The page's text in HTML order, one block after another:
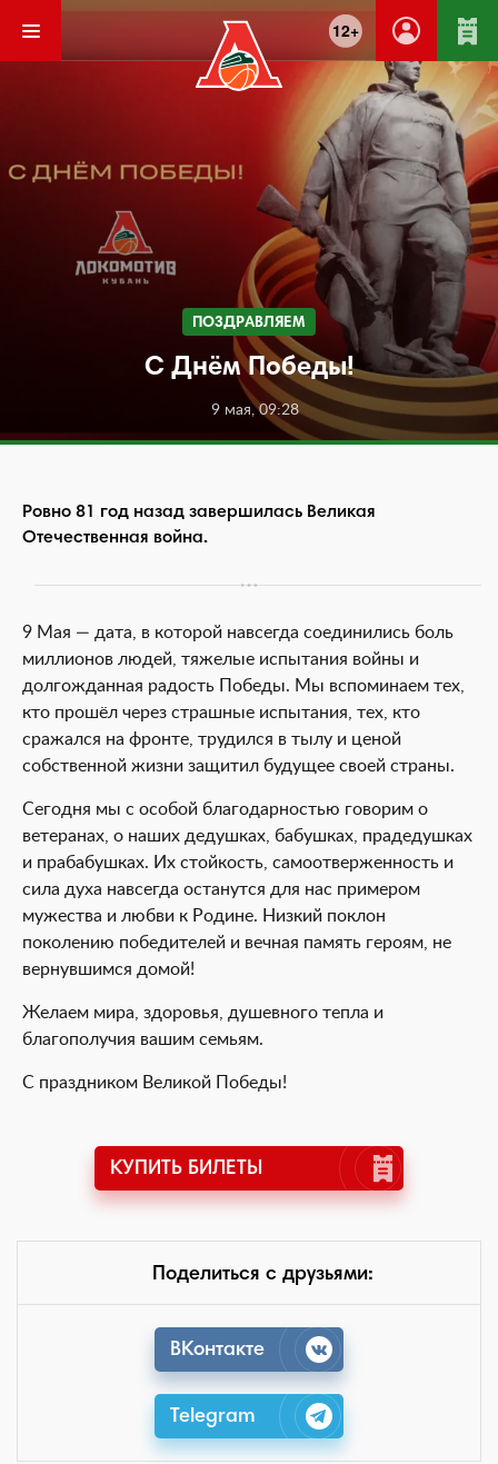
12+
ПОЗДРАВЛЯЕМ
С Днём Победы!
9 мая, 09:28
Ровно 81 год назад завершилась Великая
Отечественная война.
9 Мая — дата, в которой навсегда соединились боль
миллионов людей, тяжелые испытания войны и
долгожданная радость Победы. Мы вспоминаем тех,
кто прошёл через страшные испытания, тех, кто
сражался на фронте, трудился в тылу и ценой
собственной жизни защитил будущее своей страны.
Сегодня мы с особой благодарностью говорим о
ветеранах, о наших дедушках, бабушках, прадедушках
и прабабушках. Их стойкость, самоотверженность и
сила духа навсегда останутся для нас примером
мужества и любви к Родине. Низкий поклон
поколению победителей и вечная память героям, не
вернувшимся домой!
Желаем мира, здоровья, душевного тепла и
благополучия вашим семьям.
С праздником Великой Победы!
КУПИТЬ БИЛЕТЫ
Поделиться с друзьями:
ВКонтакте
Telegram